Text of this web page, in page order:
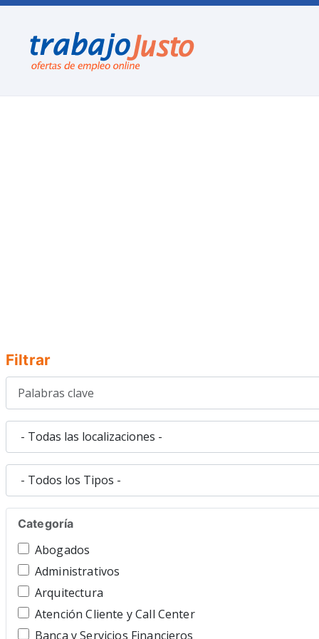
Filtrar
Categoría
Abogados
Administrativos
Arquitectura
Atención Cliente y Call Center
Banca y Servicios Financieros